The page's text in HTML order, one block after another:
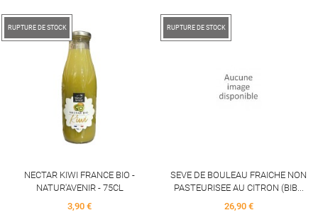
RUPTURE DE STOCK
NECTAR KIWI FRANCE BIO -
NATUR'AVENIR - 75CL
3,90 €
RUPTURE DE STOCK
SEVE DE BOULEAU FRAICHE NON
PASTEURISEE AU CITRON (BIB...
26,90 €